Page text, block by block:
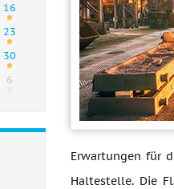
16
23
30
6
Erwartungen für
Haltestelle. Die